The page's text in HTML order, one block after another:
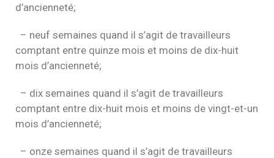
d’ancienneté;
– neuf semaines quand il s’agit de travailleurs
comptant entre quinze mois et moins de dix-huit
mois d’ancienneté;
– dix semaines quand il s’agit de travailleurs
comptant entre dix-huit mois et moins de vingt-et-un
mois d’ancienneté;
– onze semaines quand il s’agit de travailleurs